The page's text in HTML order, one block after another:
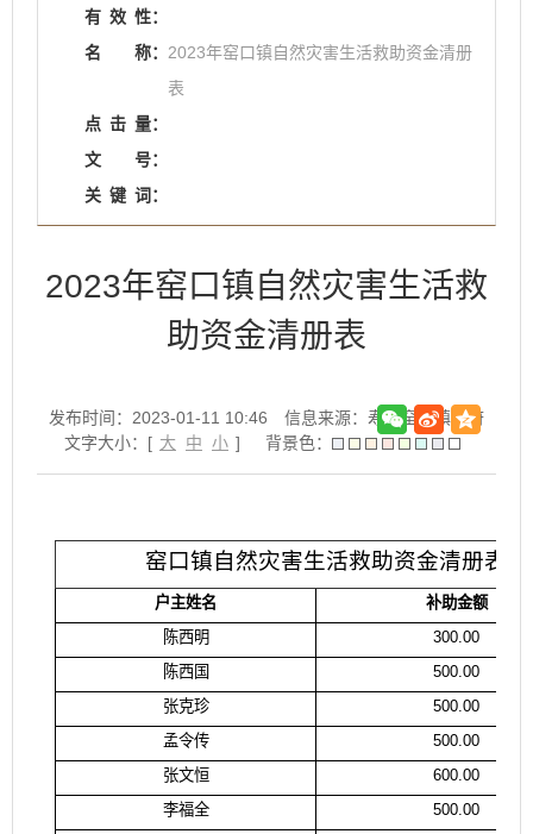
有 效 性：
名
称： 2023年窑口镇自然灾害生活救助资金清册
表
点 击 量：
文
号：
关 键 词：
2023年窑口镇自然灾害生活救
助资金清册表
发布时间：2023-01-11 10:46
信息来源：寿县窑口镇政府
文字大小：[ 大 中 小 ] 背景色：
窑口镇自然灾害生活救助资金清册表
户主姓名
补助金额
陈西明
300.00
陈西国
500.00
张克珍
500.00
孟令传
500.00
张文恒
600.00
李福全
500.00